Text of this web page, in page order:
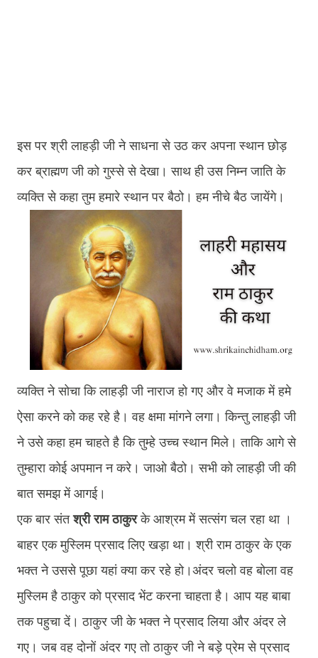
इस पर श्री लाहड़ी जी ने साधना से उठ कर अपना स्थान छोड़
कर ब्राह्मण जी को गुस्से से देखा। साथ ही उस निम्न जाति के
व्यक्ति से कहा तुम हमारे स्थान पर बैठो। हम नीचे बैठ जायेंगे।
व्यक्ति ने सोचा कि लाहड़ी जी नाराज हो गए और वे मजाक में हमे
ऐसा करने को कह रहे है। वह क्षमा मांगने लगा। किन्तु लाहड़ी जी
ने उसे कहा हम चाहते है कि तुम्हे उच्च स्थान मिले। ताकि आगे से
तुम्हारा कोई अपमान न करे। जाओ बैठो। सभी को लाहड़ी जी की
बात समझ में आगई।
एक बार संतश्री राम ठाकुरके आश्रम में सत्संग चल रहा था ।
बाहर एक मुस्लिम प्रसाद लिए खड़ा था। श्री राम ठाकुर के एक
भक्त ने उससे पूछा यहां क्या कर रहे हो।अंदर चलो वह बोला वह
मुस्लिम है ठाकुर को प्रसाद भेंट करना चाहता है। आप यह बाबा
तक पहुचा दें। ठाकुर जी के भक्त ने प्रसाद लिया और अंदर ले
गए। जब वह दोनों अंदर गए तो ठाकुर जी ने बड़े प्रेम से प्रसाद